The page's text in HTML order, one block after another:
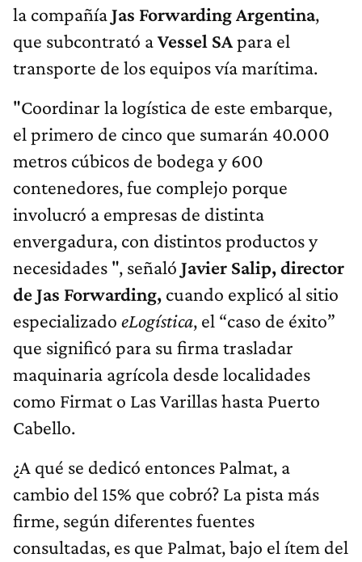
la compañíaJas Forwarding Argentina,
que subcontrató aVessel SApara el
transporte de los equipos vía marítima.
"Coordinar la logística de este embarque,
el primero de cinco que sumarán 40.000
metros cúbicos de bodega y 600
contenedores, fue complejo porque
involucró a empresas de distinta
envergadura, con distintos productos y
necesidades ", señaló Javier Salip, director
de Jas Forwarding, cuando explicó al sitio
especializado eLogística, el “caso de éxito”
que significó para su firma trasladar
maquinaria agrícola desde localidades
como Firmat o Las Varillas hasta Puerto
Cabello.
¿A qué se dedicó entonces Palmat, a
cambio del 15% que cobró? La pista más
firme, según diferentes fuentes
consultadas, es que Palmat, bajo el ítem del